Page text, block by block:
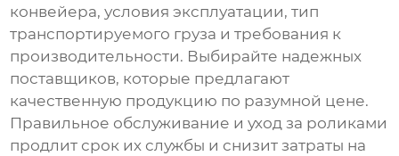
конвейера, условия эксплуатации, тип
транспортируемого груза и требования к
производительности. Выбирайте надежных
поставщиков, которые предлагают
качественную продукцию по разумной цене.
Правильное обслуживание и уход за роликами
продлит срок их службы и снизит затраты на